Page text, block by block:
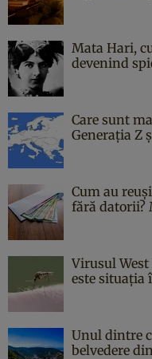
Mata Hari,
devenind
Care sunt
Generația Z
Cum au
fără datorii?
Virusul West
este situația
Unul dintre
belvedere